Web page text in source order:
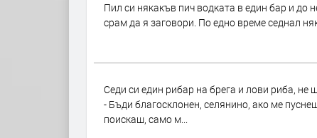
Пил си някакъв пич водката в един бар и до
срам да я заговори. По едно време седнал
Седи си един рибар на брега и лови риба,
- Бъди благосклонен, селянино, ако ме
поискаш, само м...